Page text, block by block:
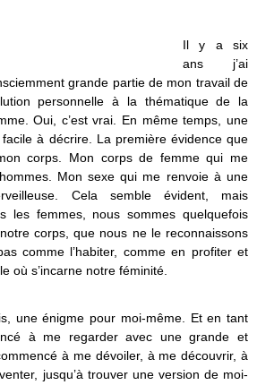
Il y a six
ans j’ai
grande partie de mon travail de
personnelle à la thématique de la
Oui, c’est vrai. En même temps, une
à décrire. La première évidence que
corps. Mon corps de femme qui me
Mon sexe qui me renvoie à une
Cela semble évident, mais
les femmes, nous sommes quelquefois
corps, que nous ne le reconnaissons
comme l’habiter, comme en profiter et
où s’incarne notre féminité.
une énigme pour moi-même. Et en tant
à me regarder avec une grande et
à me dévoiler, à me découvrir, à
jusqu’à trouver une version de moi-